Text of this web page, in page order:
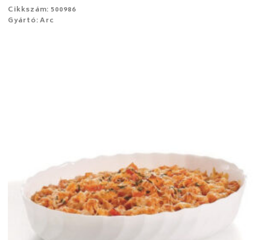
Cikkszám: 500986
Gyártó: Arc